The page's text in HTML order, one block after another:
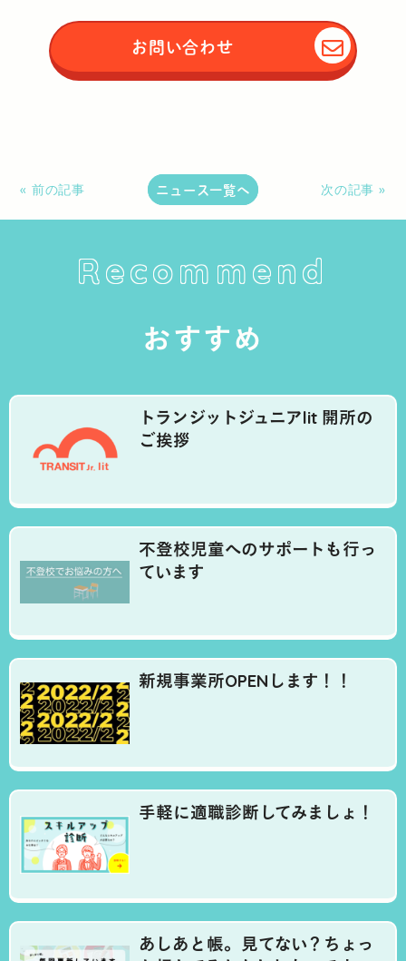
お問い合わせ
« 前の記事 ニュース一覧へ 次の記事 »
Recommend
おすすめ
トランジットジュニアlit 開所の
ご挨拶
不登校児童へのサポートも行っ
ています
新規事業所OPENします！！
手軽に適職診断してみましょ！
あしあと帳。見てない？ちょっ